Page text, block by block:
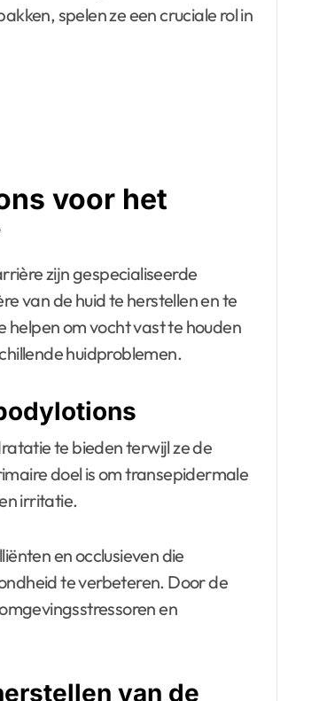
spelen ze een cruciale rol in
voor het
zijn gespecialiseerde
van de huid te herstellen en te
helpen om vocht vast te houden
huidproblemen.
te bieden terwijl ze de
doel is om transepidermale
irritatie.
en occlusieven die
te verbeteren. Door de
en
van de